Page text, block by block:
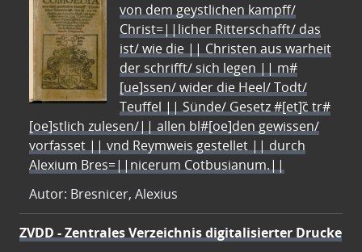
von dem geystlichen kampff/
Christ=||licher Ritterschafft/ das
ist/ wie die || Christen aus warheit
der schrifft/ sich legen || m#
[ue]ssen/ wider die Heel/ Todt/
Teuffel || Sünde/ Gesetz #[et]c̃ tr#
[oe]stlich zulesen/|| allen bl#[oe]den gewissen/
vorfasset || vnd Reymweis gestellet || durch
Alexium Bres=||nicerum Cotbusianum.||
Autor: Bresnicer, Alexius
ZVDD - Zentrales Verzeichnis digitalisierter Drucke